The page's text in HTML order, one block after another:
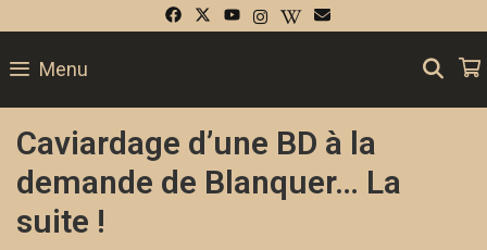
Menu
Caviardage d’une BD à la
demande de Blanquer… La
suite !